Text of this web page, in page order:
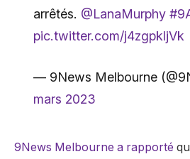
arrêtés. @LanaMurphy
pic.twitter.com/j4zgpkljVk
— 9News Melbourne
mars 2023
9News Melbourne a rapporté